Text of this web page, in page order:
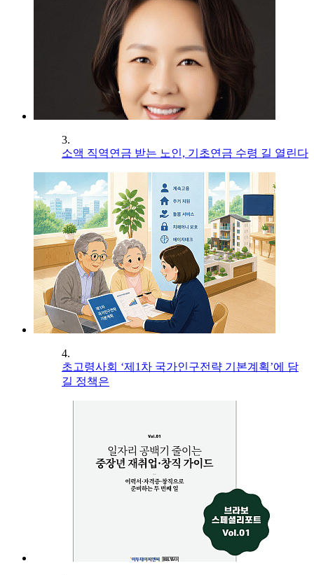
3.
소액 직역연금 받는 노인, 기초연금 수령 길 열린다
4.
초고령사회 ‘제1차 국가인구전략 기본계획’에 담
길 정책은